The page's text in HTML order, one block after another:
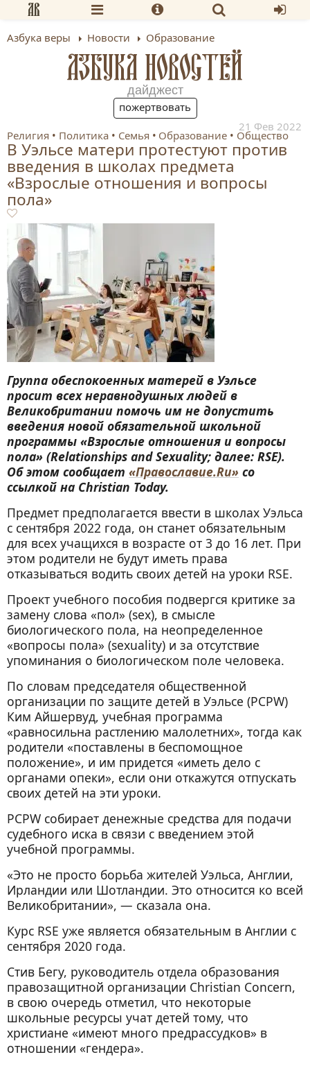
Азбука веры Новости Образование
АЗБУКА НОВОСТЕЙ
дайджест
пожертвовать
21 Фев 2022
Религия Политика Семья Образование Общество
В Уэльсе матери протестуют против
введения в школах предмета
«Взрослые отношения и вопросы
пола»
Группа обеспокоенных матерей в Уэльсе
просит всех неравнодушных людей в
Великобритании помочь им не допустить
введения новой обязательной школьной
программы «Взрослые отношения и вопросы
пола» (Relationships and Sexuality; далее: RSE).
Об этом сообщает «Православие.Ru» со
ссылкой на Christian Today.
Предмет предполагается ввести в школах Уэльса
с сентября 2022 года, он станет обязательным
для всех учащихся в возрасте от 3 до 16 лет. При
этом родители не будут иметь права
отказываться водить своих детей на уроки RSE.
Проект учебного пособия подвергся критике за
замену слова «пол» (sex), в смысле
биологического пола, на неопределенное
«вопросы пола» (sexuality) и за отсутствие
упоминания о биологическом поле человека.
По словам председателя общественной
организации по защите детей в Уэльсе (PCPW)
Ким Айшервуд, учебная программа
«равносильна растлению малолетних», тогда как
родители «поставлены в беспомощное
положение», и им придется «иметь дело с
органами опеки», если они откажутся отпускать
своих детей на эти уроки.
PCPW собирает денежные средства для подачи
судебного иска в связи с введением этой
учебной программы.
«Это не просто борьба жителей Уэльса, Англии,
Ирландии или Шотландии. Это относится ко всей
Великобритании», — сказала она.
Курс RSE уже является обязательным в Англии с
сентября 2020 года.
Стив Бегу, руководитель отдела образования
правозащитной организации Christian Concern,
в свою очередь отметил, что некоторые
школьные ресурсы учат детей тому, что
христиане «имеют много предрассудков» в
отношении «гендера».